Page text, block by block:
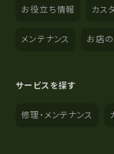
お役立ち情報 カス
メンテナンス お店
サービスを探す
修理・メンテナンス